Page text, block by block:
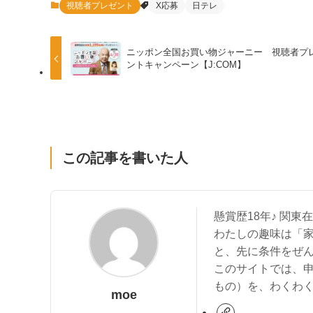
視聴者プレゼント X応募 日テレ
ニッポン全国お買い物ジャーニー 視聴者プ
ントキャンペーン【J:COM】
この記事を書いた人
moe
懸賞歴18年♪ 関東
わたしの趣味は「
と、先に条件をぜ
このサイトでは、
もの）を、わくわ